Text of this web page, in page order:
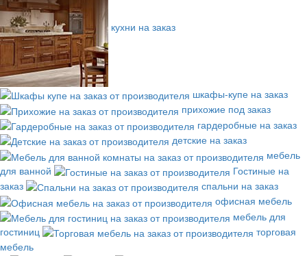
кухни на заказ
шкафы-купе на заказ
прихожие под заказ
гардеробные на заказ
детские на заказ
мебель
для ванной
Гостиные на
заказ
спальни на заказ
офисная мебель
мебель для
гостиниц
торговая
мебель